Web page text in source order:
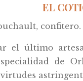
EL
confitero.
el último
de